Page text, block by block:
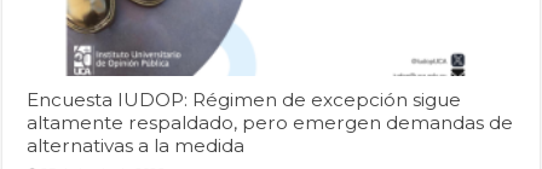
Encuesta IUDOP: Régimen de excepción sigue
altamente respaldado, pero emergen demandas de
alternativas a la medida